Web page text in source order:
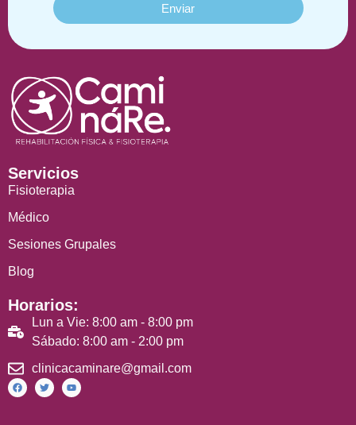
Enviar
Servicios
Fisioterapia
Médico
Sesiones Grupales
Blog
Horarios:
Lun a Vie: 8:00 am - 8:00 pm
Sábado: 8:00 am - 2:00 pm
clinicacaminare@gmail.com